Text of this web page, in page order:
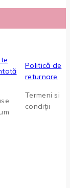
Politică de
returnare
Termeni si
condiții